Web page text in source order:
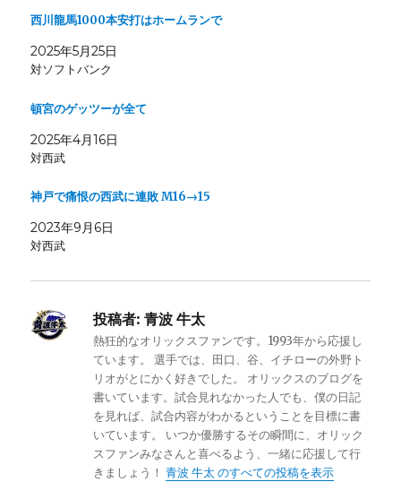
西川龍馬1000本安打はホームランで
2025年5月25日
対ソフトバンク
頓宮のゲッツーが全て
2025年4月16日
対西武
神戸で痛恨の西武に連敗 M16→15
2023年9月6日
対西武
投稿者: 青波 牛太
熱狂的なオリックスファンです。1993年から応援し
ています。 選手では、田口、谷、イチローの外野ト
リオがとにかく好きでした。 オリックスのブログを
書いています。試合見れなかった人でも、僕の日記
を見れば、試合内容がわかるということを目標に書
いています。 いつか優勝するその瞬間に、オリック
スファンみなさんと喜べるよう、一緒に応援して行
きましょう！青波 牛太 のすべての投稿を表示